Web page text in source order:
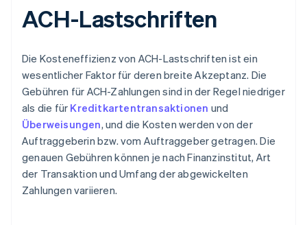
ACH-Lastschriften
Die Kosteneffizienz von ACH-Lastschriften ist ein
wesentlicher Faktor für deren breite Akzeptanz. Die
Gebühren für ACH-Zahlungen sind in der Regel niedriger
als die für Kreditkartentransaktionen und
Überweisungen, und die Kosten werden von der
Auftraggeberin bzw. vom Auftraggeber getragen. Die
genauen Gebühren können je nach Finanzinstitut, Art
der Transaktion und Umfang der abgewickelten
Zahlungen variieren.